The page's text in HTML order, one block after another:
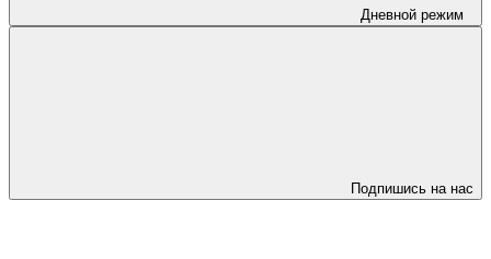
Дневной режим
Подпишись на нас